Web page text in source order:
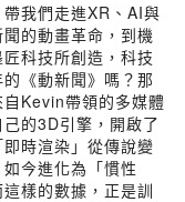
我們走進XR、AI與
的動畫革命，到機
科技所創造，科技
《動新聞》嗎？那
Kevin帶領的多媒體
的3D引擎，開啟了
即時渲染」從傳說變
今進化為「慣性
樣的數據，正是訓